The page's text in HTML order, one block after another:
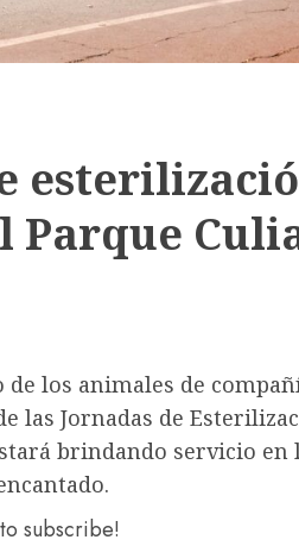
Parque
los animales de
las Jornadas de
brindando servicio en
subscribe!